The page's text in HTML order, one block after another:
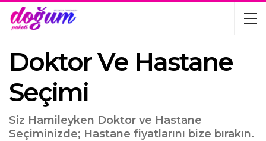
Doktor Ve Hastane
Seçimi
Siz Hamileyken Doktor ve Hastane
Seçiminizde; Hastane fiyatlarını bize bırakın.